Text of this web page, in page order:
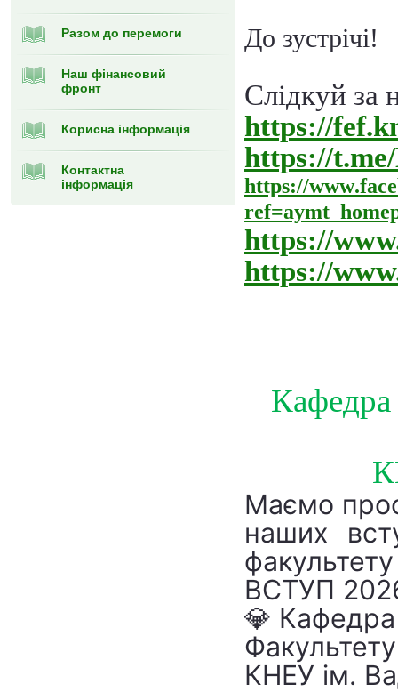
Разом до перемоги
Наш фінансовий
фронт
Корисна інформація
Контактна
інформація
До зустрічі!
Слідкуй за
https://
https://
https://www.
ref=aymt
https://
https://
Кафедра
Маємо
наших
факультету
ВСТУП
💎 Кафедра
КНЕУ ім.